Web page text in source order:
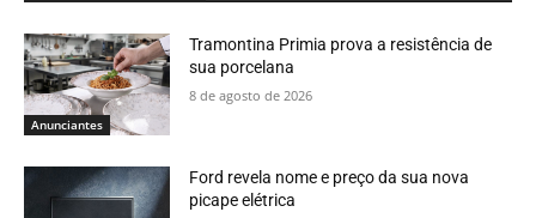
Anunciantes
Tramontina Primia prova a resistência de
sua porcelana
8 de agosto de 2026
Ford revela nome e preço da sua nova
picape elétrica